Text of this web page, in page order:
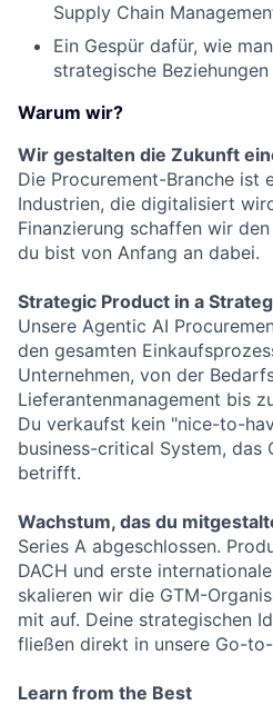
Supply Chain
Ein Gespür dafür, wie
strategische
Warum wir?
Wir gestalten die Zukunft
Die Procurement-Branche ist
Industrien, die digitalisiert
Finanzierung schaffen wir
du bist von Anfang an dabei.
Strategic Product in a
Unsere Agentic AI
den gesamten
Unternehmen, von der
Lieferantenmanagement bis
Du verkaufst kein "nice-to-
business-critical System, das
betrifft.
Wachstum, das du
Series A abgeschlossen.
DACH und erste
skalieren wir die GTM-
mit auf. Deine strategischen
fließen direkt in unsere Go-
Learn from the Best